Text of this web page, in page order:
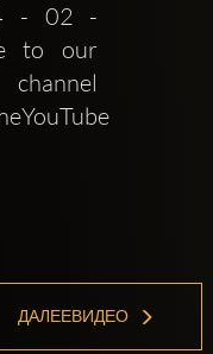
- 02 -
to our
ДАЛЕЕВИДЕО